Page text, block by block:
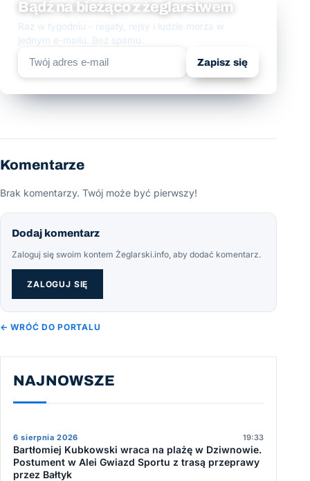
Bądź na bieżąco z żeglarstwem
Raz w tygodniu - regaty, rejsy i ludzie morza w
jednym e-mailu. Bez spamu.
Zapisz się
Komentarze
Brak komentarzy. Twój może być pierwszy!
Dodaj komentarz
Zaloguj się swoim kontem Żeglarski.info, aby dodać komentarz.
ZALOGUJ SIĘ
← WRÓĆ DO PORTALU
NAJNOWSZE
6 sierpnia 2026 19:33
Bartłomiej Kubkowski wraca na plażę w Dziwnowie.
Postument w Alei Gwiazd Sportu z trasą przeprawy
przez Bałtyk